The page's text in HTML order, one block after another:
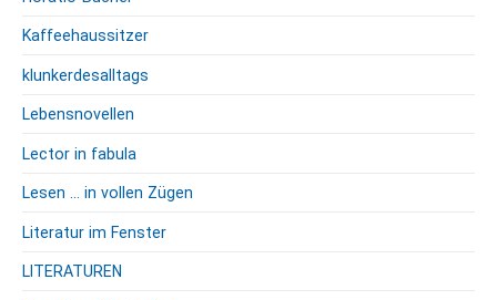
Kaffeehaussitzer
klunkerdesalltags
Lebensnovellen
Lector in fabula
Lesen … in vollen Zügen
Literatur im Fenster
LITERATUREN